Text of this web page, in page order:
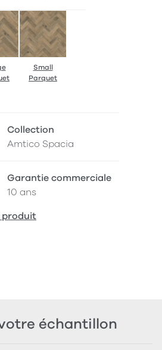
Small
Parquet
Collection
Amtico Spacia
Garantie commerciale
10 ans
produit
échantillon